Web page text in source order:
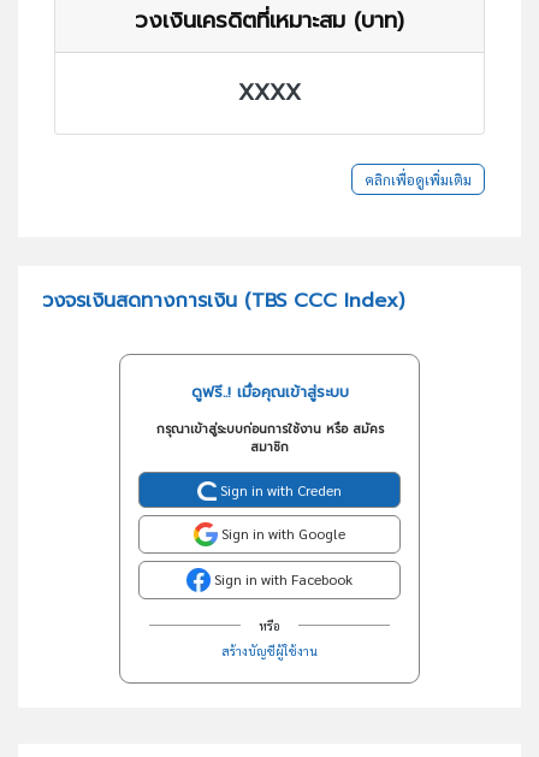
วงเงินเครดิตที่เหมาะสม (บาท)
XXXX
คลิกเพื่อดูเพิ่มเติม
วงจรเงินสดทางการเงิน (TBS CCC Index)
ดูฟรี..! เมื่อคุณเข้าสู่ระบบ
กรุณาเข้าสู่ระบบก่อนการใช้งาน หรือ สมัคร
สมาชิก
Sign in with Creden
Sign in with Google
Sign in with Facebook
หรือ
สร้างบัญชีผู้ใช้งาน